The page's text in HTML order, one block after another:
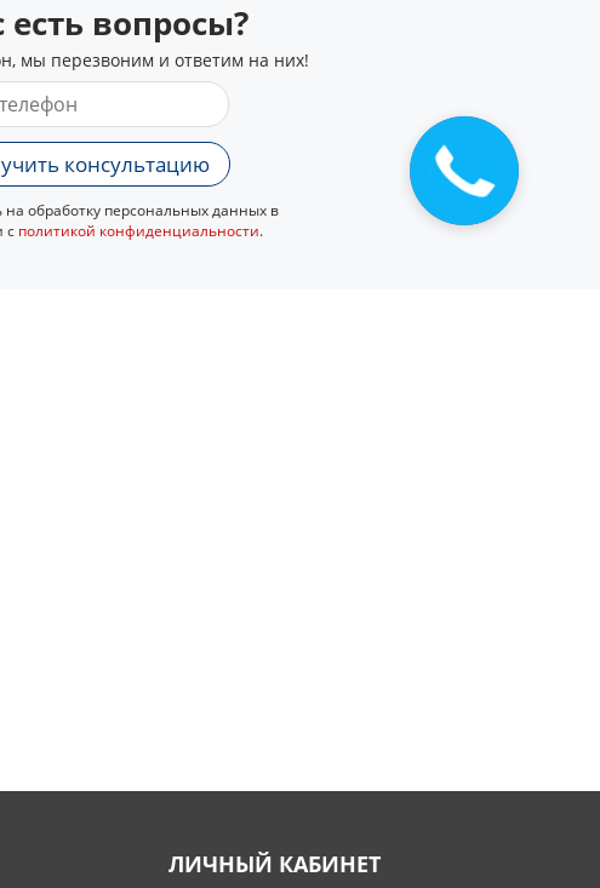
есть вопросы?
мы перезвоним и ответим на них!
консультацию
обработку персональных данных в
с политикой конфиденциальности.
ЛИЧНЫЙ КАБИНЕТ
Закажите
звонок